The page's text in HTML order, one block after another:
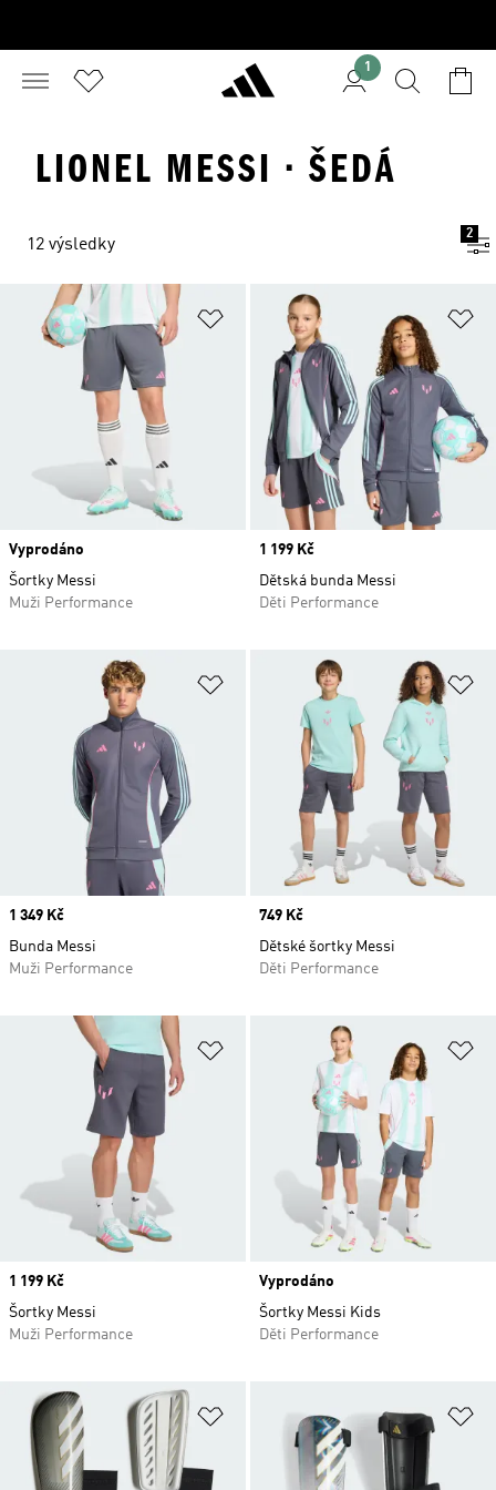
1
LIONEL MESSI · ŠEDÁ
12 výsledky
2
Přidat do seznamu přání
Vyprodáno
Šortky Messi
Muži Performance
Price
1 199 Kč
Dětská bunda Messi
Děti Performance
Přidat do seznamu přání
Price
1 349 Kč
Bunda Messi
Muži Performance
Price
749 Kč
Dětské šortky Messi
Děti Performance
Přidat do seznamu přání
Price
1 199 Kč
Šortky Messi
Muži Performance
Vyprodáno
Šortky Messi Kids
Děti Performance
Přidat do seznamu přání